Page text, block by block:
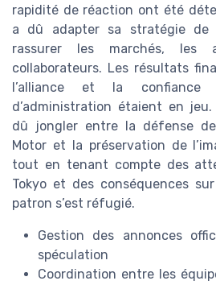
rapidité de réaction ont été
a dû adapter sa stratégie de
rassurer les marchés, les
collaborateurs. Les résultats
l’alliance et la confiance
d’administration étaient en
dû jongler entre la défense
Motor et la préservation de
tout en tenant compte des
Tokyo et des conséquences
patron s’est réfugié.
Gestion des annonces
spéculation
Coordination entre les